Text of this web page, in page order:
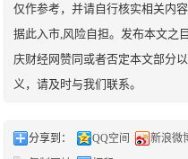
仅作参考，并请自行核实相关内
据此入市,风险自担。发布本文之
庆财经网赞同或者否定本文部分
义，请及时与我们联系。
分享到： QQ空间 新浪微